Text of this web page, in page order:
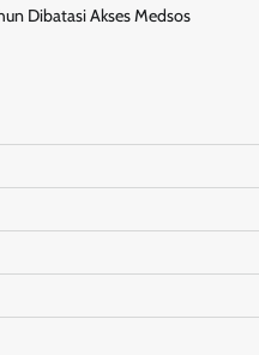
Dibatasi Akses Medsos